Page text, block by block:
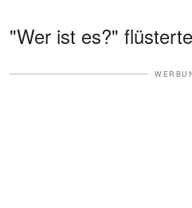
"Wer ist es?"